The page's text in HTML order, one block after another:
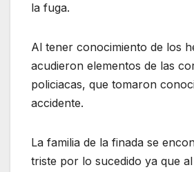
la fuga.
Al tener conocimiento de los
acudieron elementos de las
policiacas, que tomaron
accidente.
La familia de la finada se
triste por lo sucedido ya que